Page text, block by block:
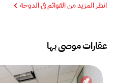
انظر المزيد من القوائم في الدوحة
عقارات موصى بها